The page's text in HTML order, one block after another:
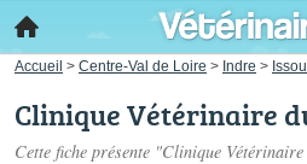
Accueil > Centre-Val de Loire > Indre >
Clinique Vétérinaire
Cette fiche présente "Clinique